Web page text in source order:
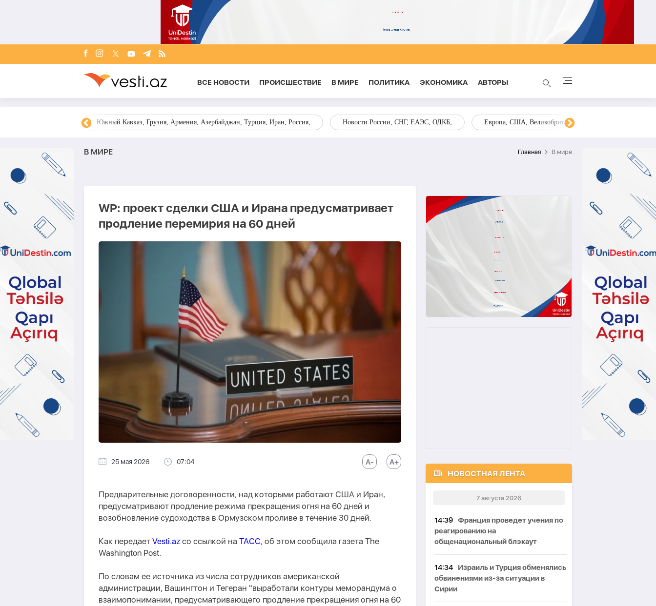
ВСЕ НОВОСТИ ПРОИСШЕСТВИЕ В МИРЕ ПОЛИТИКА ЭКОНОМИКА AВТОРЫ
Южный Кавказ, Грузия, Армения, Азербайджан, Турция, Иран, Россия, Новости России, СНГ, ЕАЭС, ОДКБ, Европа, США, Великобритания, Украина, Запад,
В МИРЕ Главная В мире
WP: проект сделки США и Ирана предусматривает
продление перемирия на 60 дней
25 мая 2026 07:04
Предварительные договоренности, над которыми работают США и Иран,
предусматривают продление режима прекращения огня на 60 дней и
возобновление судоходства в Ормузском проливе в течение 30 дней.
Как передает Vesti.az со ссылкой на ТАСС, об этом сообщила газета The
Washington Post.
По словам ее источника из числа сотрудников американской
администрации, Вашингтон и Тегеран "выработали контуры меморандума о
взаимопонимании, предусматривающего продление прекращения огня на 60
НОВОСТНАЯ ЛЕНТА
7 августа 2026
14:39 Франция проведет учения по
реагированию на
общенациональный блэкаут
14:34
Израиль и Турция обменялись
обвинениями из-за ситуации в
Сирии